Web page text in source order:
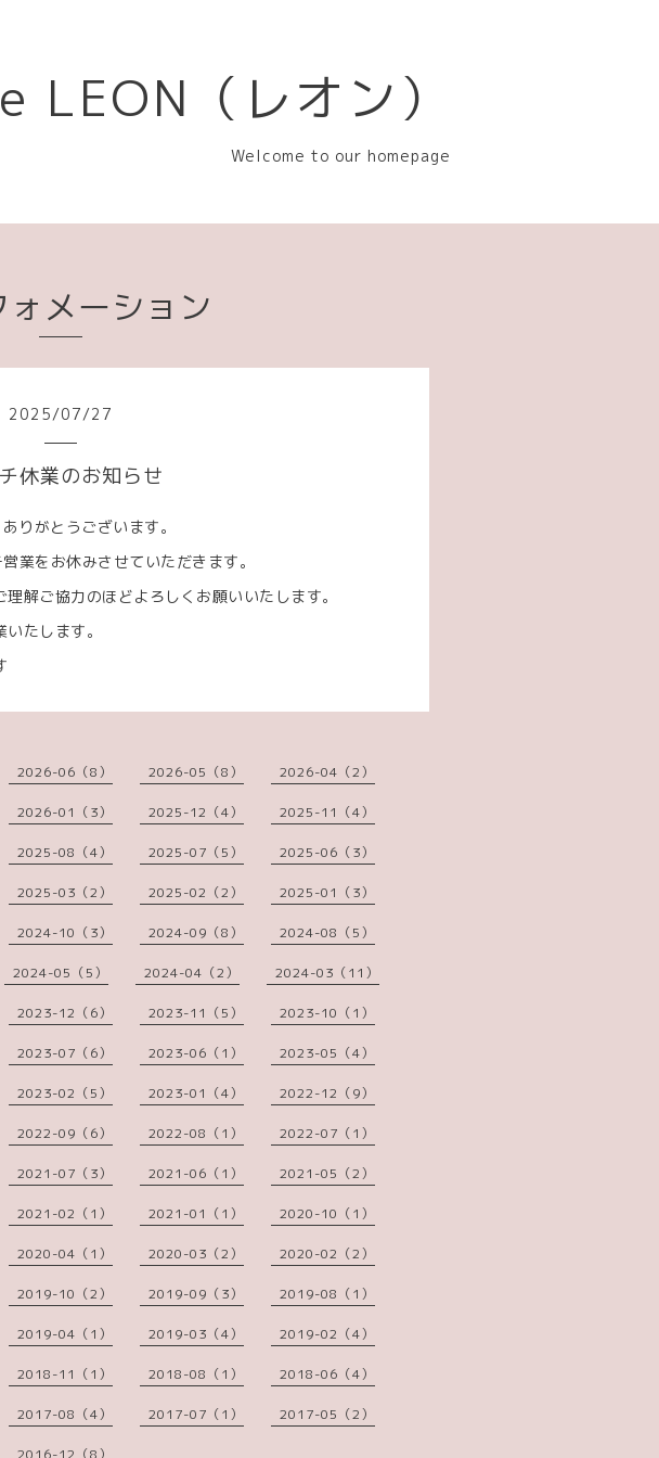
（レオン）
Welcome to our homepage
ォメーション
2025/07/27
休業のお知らせ
りがとうございます。
業をお休みさせていただきます。
解ご協力のほどよろしくお願いいたします。
たします。
2026-06（8） 2026-05（8） 2026-04（2）
2026-01（3） 2025-12（4） 2025-11（4）
2025-08（4） 2025-07（5） 2025-06（3）
2025-03（2） 2025-02（2） 2025-01（3）
2024-10（3） 2024-09（8） 2024-08（5）
2024-05（5） 2024-04（2） 2024-03（11）
2023-12（6） 2023-11（5） 2023-10（1）
2023-07（6） 2023-06（1） 2023-05（4）
2023-02（5） 2023-01（4） 2022-12（9）
2022-09（6） 2022-08（1） 2022-07（1）
2021-07（3） 2021-06（1） 2021-05（2）
2021-02（1） 2021-01（1） 2020-10（1）
2020-04（1） 2020-03（2） 2020-02（2）
2019-10（2） 2019-09（3） 2019-08（1）
2019-04（1） 2019-03（4） 2019-02（4）
2018-11（1） 2018-08（1） 2018-06（4）
2017-08（4） 2017-07（1） 2017-05（2）
2016-12（8）